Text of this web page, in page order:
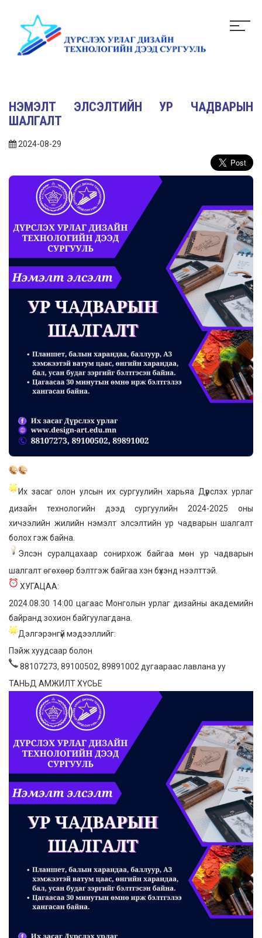
НЭМЭЛТ ЭЛСЭЛТИЙН УР ЧАДВАРЫН
ШАЛГАЛТ
2024-08-29
Их засаг олон улсын их сургуулийн харьяа Дүрслэх урлаг
дизайн технологийн дээд сургуулийн 2024-2025 оны
хичээлийн жилийн нэмэлт элсэлтийн ур чадварын шалгалт
болох гэж байна.
Элсэн суралцахаар сонирхож байгаа мөн ур чадварын
шалгалт өгөхөөр бэлтгэж байгаа хэн бүхэнд нээлттэй.
ХУГАЦАА:
2024.08.30 14:00 цагаас Монголын урлаг дизайны академийн
байранд зохион байгуулагдана.
Дэлгэрэнгүй мэдээллийг:
Пэйж хуудсаар болон
88107273, 89100502, 89891002 дугаараас лавлана уу
ТАНЬД АМЖИЛТ ХҮСЬЕ